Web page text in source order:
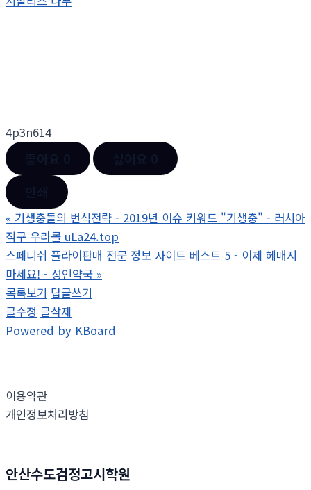
4p3n614
« 기생충들의 번식전략 - 2019년 이슈 키워드 "기생충" - 러시아
직구 우라몰 uLa24.top
스페니쉬 플라이판매 전문 정보 사이트 베스트 5 - 이제 헤매지
마세요! - 성인약국 »
목록보기 답글쓰기
글수정 글삭제
Powered by KBoard
이용약관
개인정보처리방침
안산수도검정고시학원